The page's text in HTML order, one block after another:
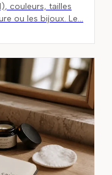
couleurs, tailles
ou les bijoux. Le…